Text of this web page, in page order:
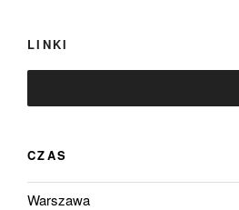
LINKI
CZAS
Warszawa